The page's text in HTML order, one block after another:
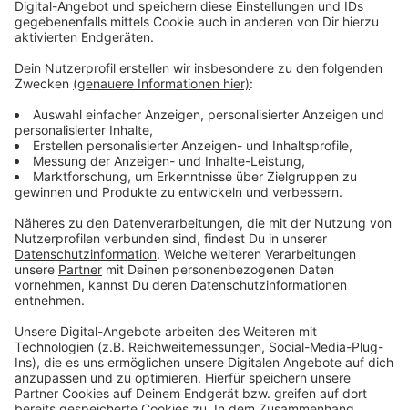
Arbeitsgruppe trifft sich einmal in der Woche um
Lösungen zu entwickeln. So sollen
September erarbeitet werden.
Anzeige
RADIO 90,1
Felix Heinrichs zu Karstadt-Plänen